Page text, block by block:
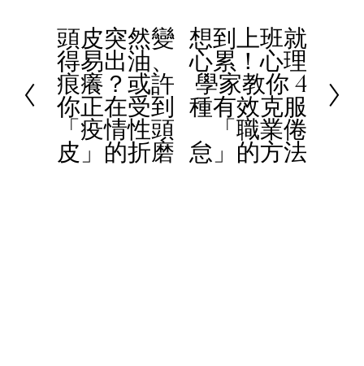
P
r
e
v
o
頭皮突然變
得易出油、
痕癢？或許
你正在受到
「疫情性頭
皮」的折磨
N想到上班就
心累！心理
學家教你 4
種有效克服
「職業倦
怠」的方法